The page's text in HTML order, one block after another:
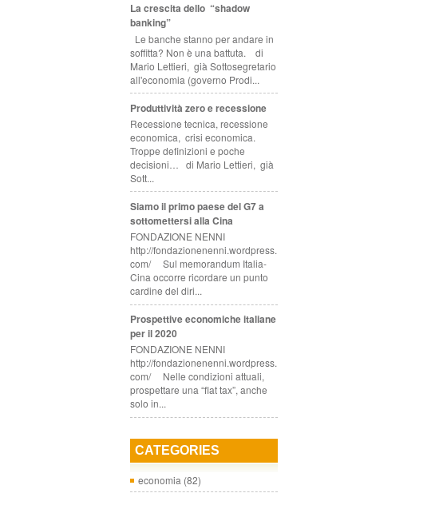
La crescita dello “shadow
banking”
Le banche stanno per andare in
soffitta? Non è una battuta. di
Mario Lettieri, già Sottosegretario
all'economia (governo Prodi...
Produttività zero e recessione
Recessione tecnica, recessione
economica, crisi economica.
Troppe definizioni e poche
decisioni… di Mario Lettieri, già
Sott...
Siamo il primo paese del G7 a
sottomettersi alla Cina
FONDAZIONE NENNI
http://fondazionenenni.wordpress.
com/ Sul memorandum Italia-
Cina occorre ricordare un punto
cardine del diri...
Prospettive economiche italiane
per il 2020
FONDAZIONE NENNI
http://fondazionenenni.wordpress.
com/ Nelle condizioni attuali,
prospettare una “flat tax”, anche
solo in...
CATEGORIES
economia (82)